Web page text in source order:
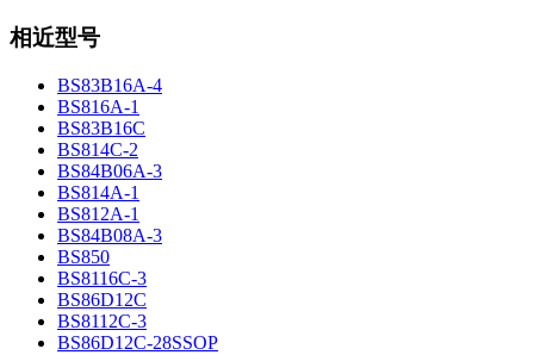
相近型号
BS83B16A-4
BS816A-1
BS83B16C
BS814C-2
BS84B06A-3
BS814A-1
BS812A-1
BS84B08A-3
BS850
BS8116C-3
BS86D12C
BS8112C-3
BS86D12C-28SSOP